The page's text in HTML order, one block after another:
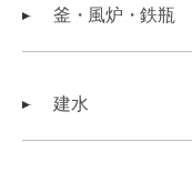
釜・風炉・鉄瓶
建水